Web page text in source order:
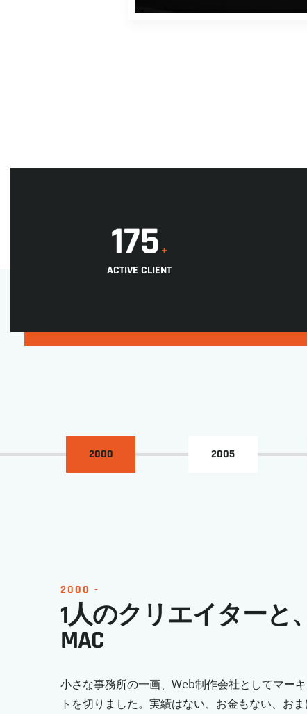
177 +
ACTIVE CLIENT
2000 2005
2000 -
1人のクリエイターと
MAC
小さな事務所の一画、Web制作会社としてマー
トを切りました。実績はない、お金もない、お